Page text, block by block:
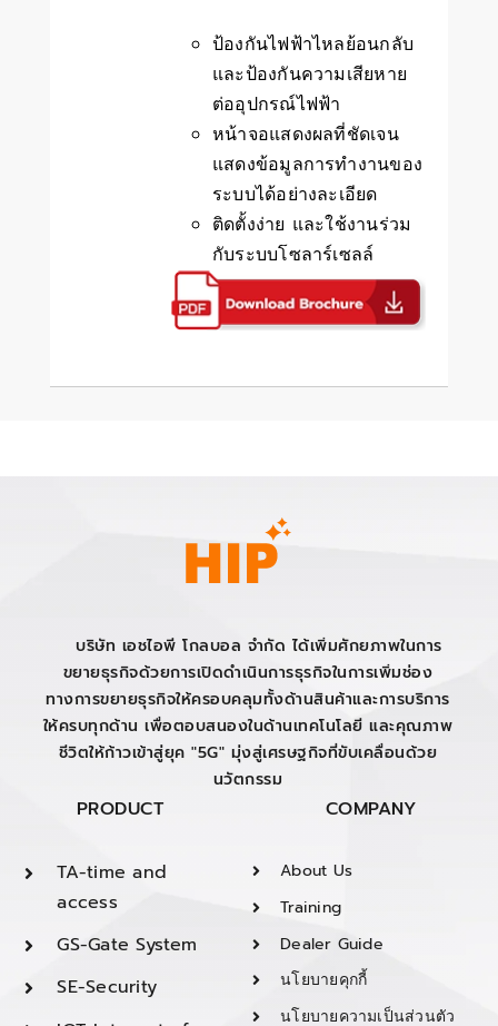
ป้องกันไฟฟ้าไหลย้อนกลับ
และป้องกันความเสียหาย
ต่ออุปกรณ์ไฟฟ้า
หน้าจอแสดงผลที่ชัดเจน
แสดงข้อมูลการทำงานของ
ระบบได้อย่างละเอียด
ติดตั้งง่าย และใช้งานร่วม
กับระบบโซลาร์เซลล์
บริษัท เอชไอพี โกลบอล จำกัด ได้เพิ่มศักยภาพในการ
ขยายธุรกิจด้วยการเปิดดำเนินการธุรกิจในการเพิ่มช่อง
ทางการขยายธุรกิจให้ครอบคลุมทั้งด้านสินค้าและการบริการ
ให้ครบทุกด้าน เพื่อตอบสนองในด้านเทคโนโลยี และคุณภาพ
ชีวิตให้ก้าวเข้าสู่ยุค "5G" มุ่งสู่เศรษฐกิจที่ขับเคลื่อนด้วย
นวัตกรรม
PRODUCT
TA-time and
access
GS-Gate System
SE-Security
COMPANY
About Us
Training
Dealer Guide
นโยบายคุกกี้
นโยบายความเป็นส่วนตัว